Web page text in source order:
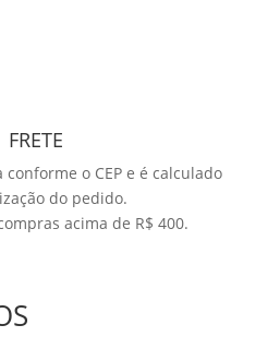
FRETE
o CEP e é calculado
do pedido.
acima de R$ 400.